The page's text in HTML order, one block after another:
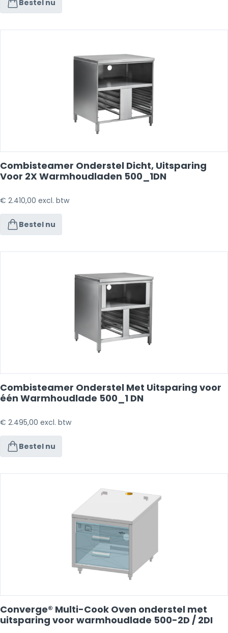
Bestel nu
Combisteamer Onderstel Dicht, Uitsparing
Voor 2X Warmhoudladen 500_1DN
€ 2.410,00 excl. btw
Bestel nu
Combisteamer Onderstel Met Uitsparing voor
één Warmhoudlade 500_1 DN
€ 2.495,00 excl. btw
Bestel nu
Converge® Multi-Cook Oven onderstel met
uitsparing voor warmhoudlade 500-2D / 2DI